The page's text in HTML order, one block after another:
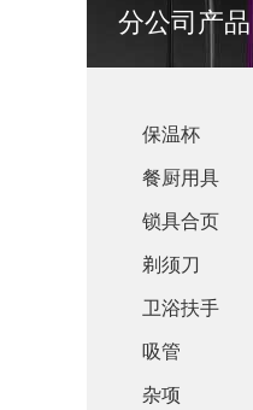
分公司产品
保温杯
餐厨用具
锁具合页
剃须刀
卫浴扶手
吸管
杂项